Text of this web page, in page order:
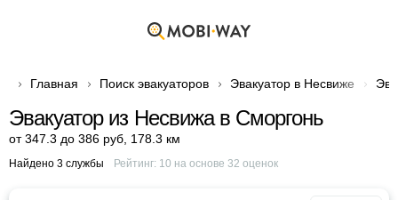
Главная Поиск эвакуаторов Эвакуатор в Несвиже
Эвакуатор из Несвижа в Сморгонь
от 347.3 до 386 руб 178.3 км
Найдено 3 службы Рейтинг: 10 на основе 32 оценок